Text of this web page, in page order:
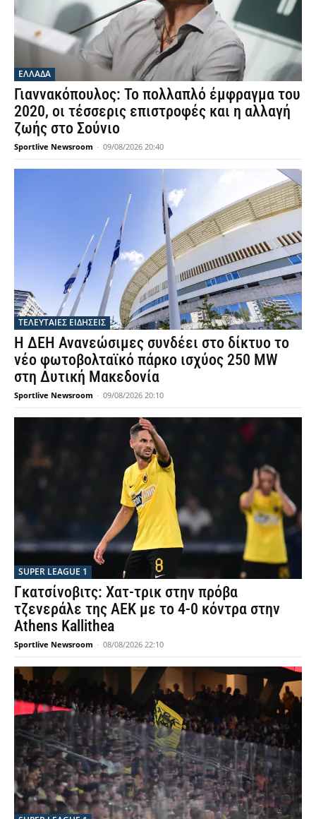
ΕΛΛΑΔΑ
Γιαννακόπουλος: Το πολλαπλό έμφραγμα του
2020, οι τέσσερις επιστροφές και η αλλαγή
ζωής στο Σούνιο
Sportlive Newsroom - 09/08/2026 20:40
ΤΕΛΕΥΤΑΙΕΣ ΕΙΔΗΣΕΙΣ
Η ΔΕΗ Ανανεώσιμες συνδέει στο δίκτυο το
νέο φωτοβολταϊκό πάρκο ισχύος 250 MW
στη Δυτική Μακεδονία
Sportlive Newsroom - 09/08/2026 20:10
SUPER LEAGUE 1
Γκατσίνοβιτς: Χατ-τρικ στην πρόβα
τζενεράλε της ΑΕΚ με το 4-0 κόντρα στην
Athens Kallithea
Sportlive Newsroom - 08/08/2026 22:10